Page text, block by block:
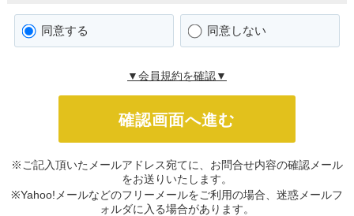
同意する 同意しない
▼会員規約を確認▼
※ご記入頂いたメールアドレス宛てに、お問合せ内容の確認メール
をお送りいたします。
※Yahoo!メールなどのフリーメールをご利用の場合、迷惑メールフ
ォルダに入る場合があります。